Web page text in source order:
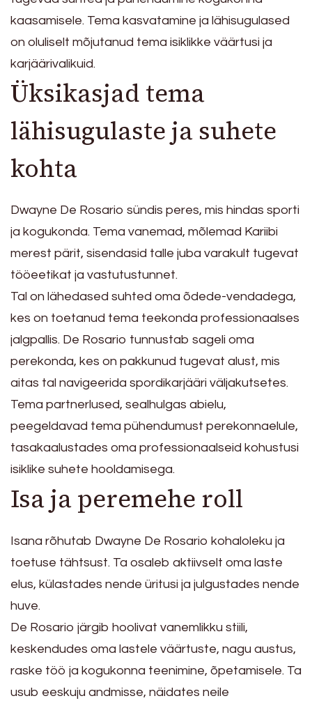
kaasamisele. Tema kasvatamine ja lähisugulased
on oluliselt mõjutanud tema isiklikke väärtusi ja
karjäärivalikuid.
Üksikasjad tema
lähisugulaste ja suhete
kohta
Dwayne De Rosario sündis peres, mis hindas sporti
ja kogukonda. Tema vanemad, mõlemad Kariibi
merest pärit, sisendasid talle juba varakult tugevat
tööeetikat ja vastutustunnet.
Tal on lähedased suhted oma õdede-vendadega,
kes on toetanud tema teekonda professionaalses
jalgpallis. De Rosario tunnustab sageli oma
perekonda, kes on pakkunud tugevat alust, mis
aitas tal navigeerida spordikarjääri väljakutsetes.
Tema partnerlused, sealhulgas abielu,
peegeldavad tema pühendumust perekonnaelule,
tasakaalustades oma professionaalseid kohustusi
isiklike suhete hooldamisega.
Isa ja peremehe roll
Isana rõhutab Dwayne De Rosario kohaloleku ja
toetuse tähtsust. Ta osaleb aktiivselt oma laste
elus, külastades nende üritusi ja julgustades nende
huve.
De Rosario järgib hoolivat vanemlikku stiili,
keskendudes oma lastele väärtuste, nagu austus,
raske töö ja kogukonna teenimine, õpetamisele. Ta
usub eeskuju andmisse, näidates neile